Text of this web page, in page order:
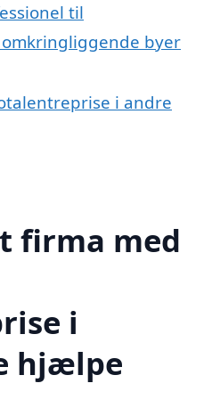
til
byer
i andre
firma med
i
hjælpe